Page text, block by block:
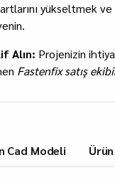
yükseltmek
Alın: Projenizin
Fastenfix satış
Cad Modeli